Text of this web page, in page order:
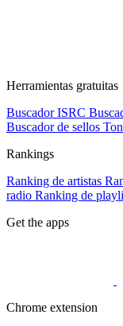
Herramientas gratuitas
Buscador ISRC
Buscador de sellos
Rankings
Ranking de artistas
radio Ranking de
Get the apps
Chrome extension